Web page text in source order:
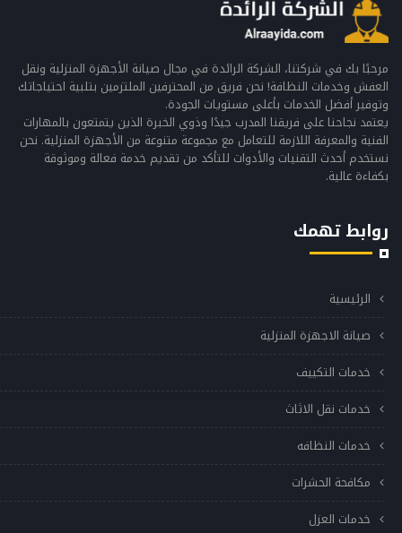
مرحبًا بك في شركتنا، الشركة الرائدة في مجال صيانة الأجهزة المنزلية ونقل
العفش وخدمات النظافة! نحن فريق من المحترفين الملتزمين بتلبية احتياجاتك
وتوفير أفضل الخدمات بأعلى مستويات الجودة.
يعتمد نجاحنا على فريقنا المدرب جيدًا وذوي الخبرة الذين يتمتعون بالمهارات
الفنية والمعرفة اللازمة للتعامل مع مجموعة متنوعة من الأجهزة المنزلية. نحن
نستخدم أحدث التقنيات والأدوات للتأكد من تقديم خدمة فعالة وموثوقة
بكفاءة عالية.
روابط تهمك
الرئيسية
صيانة الاجهزة المنزلية
خدمات التكييف
خدمات نقل الاثاث
خدمات النظافه
مكافحة الحشرات
خدمات العزل